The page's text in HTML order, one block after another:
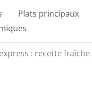
Plats principaux
: recette